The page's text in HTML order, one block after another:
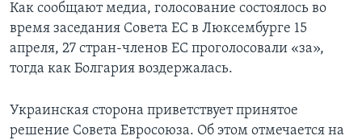
Как сообщают медиа, голосование состоялось во
время заседания Совета ЕС в Люксембурге 15
апреля, 27 стран-членов ЕС проголосовали «за»,
тогда как Болгария воздержалась.
Украинская сторона приветствует принятое
решение Совета Евросоюза. Об этом отмечается на